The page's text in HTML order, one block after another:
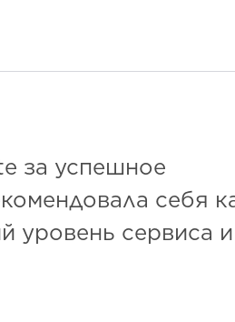
за успешное
себя
уровень сервиса и